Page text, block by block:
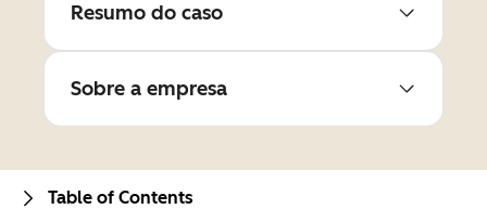
Resumo do caso
Sobre a empresa
Table of Contents